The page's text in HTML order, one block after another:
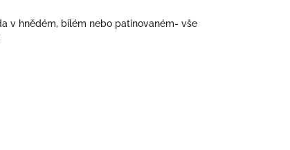
v hnědém, bílém nebo patinovaném- vše